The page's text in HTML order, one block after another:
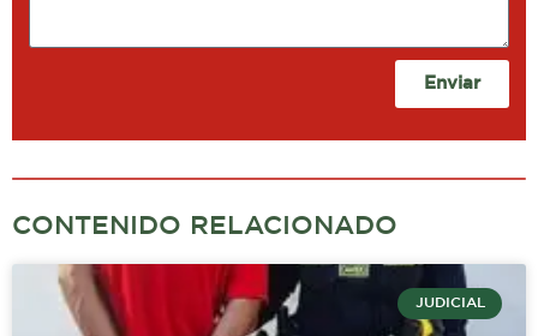
Enviar
CONTENIDO RELACIONADO
JUDICIAL